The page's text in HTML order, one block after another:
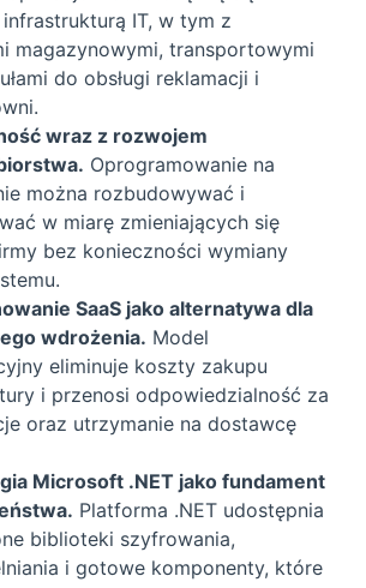
IT, w tym z
magazynowymi, transportowymi
do obsługi reklamacji i
wraz z rozwojem
Oprogramowanie na
można rozbudowywać i
w miarę zmieniających się
bez konieczności wymiany
SaaS jako alternatywa dla
wdrożenia. Model
eliminuje koszty zakupu
i przenosi odpowiedzialność za
oraz utrzymanie na dostawcę
Microsoft .NET jako fundament
Platforma .NET udostępnia
biblioteki szyfrowania,
i gotowe komponenty, które